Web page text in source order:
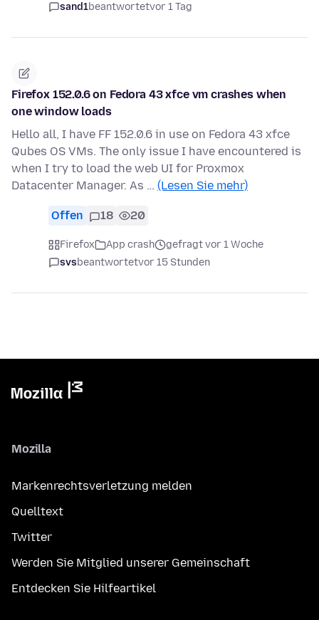
sand1beantwortetvor 1 Tag
Firefox 152.0.6 on Fedora 43 xfce vm crashes when
one window loads
Hello all, I have FF 152.0.6 in use on Fedora 43 xfce
Qubes OS VMs. The only issue I have encountered is
when I try to load the web UI for Proxmox
Datacenter Manager. As … (Lesen Sie mehr)
Offen 18 20
Firefox App crash
gefragt vor 1 Woche
svsbeantwortetvor 15 Stunden
Mozilla
Markenrechtsverletzung melden
Quelltext
Twitter
Werden Sie Mitglied unserer Gemeinschaft
Entdecken Sie Hilfeartikel